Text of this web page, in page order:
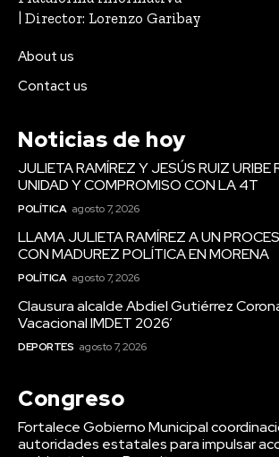
| Director: Lorenzo Garibay
About us
Contact us
Noticias de hoy
JULIETA RAMÍREZ Y JESÚS RUIZ URIBE
UNIDAD Y COMPROMISO CON LA 4T
POLÍTICA agosto 7, 2026
LLAMA JULIETA RAMÍREZ A UN
CON MADUREZ POLÍTICA EN MORENA
POLÍTICA agosto 7, 2026
Clausura alcalde Abdiel Gutiérrez
Vacacional IMDET 2026’
DEPORTES agosto 7, 2026
Congreso
Fortalece Gobierno Municipal
autoridades estatales para impulsar